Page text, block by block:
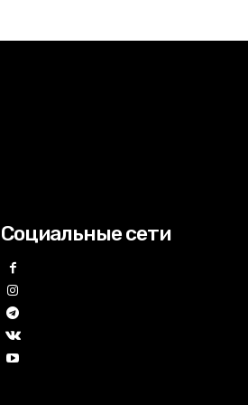
Социальные сети